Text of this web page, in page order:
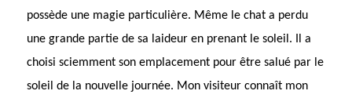
possède une magie particulière. Même le chat a perdu
une grande partie de sa laideur en prenant le soleil. Il a
choisi sciemment son emplacement pour être salué par le
soleil de la nouvelle journée. Mon visiteur connaît mon